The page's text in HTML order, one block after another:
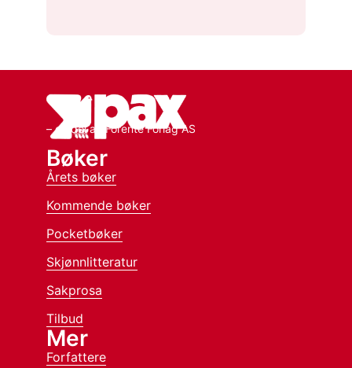
– en del av Forente Forlag AS
Bøker
Årets bøker
Kommende bøker
Pocketbøker
Skjønnlitteratur
Sakprosa
Tilbud
Mer
Forfattere